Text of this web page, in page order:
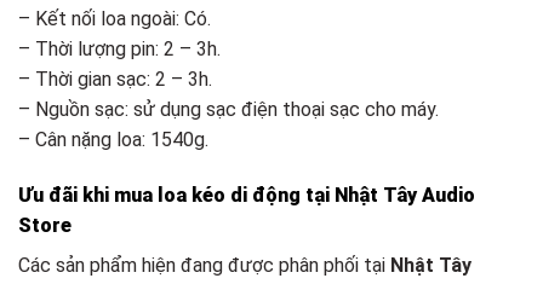
– Kết nối loa ngoài: Có.
– Thời lượng pin: 2 – 3h.
– Thời gian sạc: 2 – 3h.
– Nguồn sạc: sử dụng sạc điện thoại sạc cho máy.
– Cân nặng loa: 1540g.
Ưu đãi khi mua loa kéo di động tại Nhật Tây Audio
Store
Các sản phẩm hiện đang được phân phối tại Nhật Tây